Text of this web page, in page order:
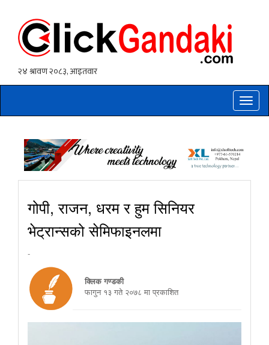
Toggle
गोपी, राजन, धरम र हुम सिनियर
भेट्रान्सको सेमिफाइनलमा
-
क्लिक गण्डकी
फागुन १३ गते २०७८ मा प्रकाशित